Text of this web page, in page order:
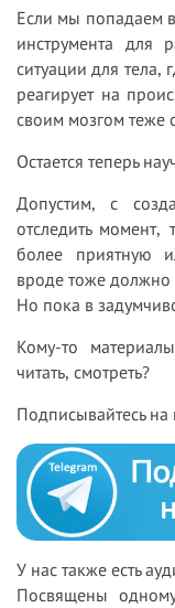
Если мы попадаем в
инструмента для
ситуации для
реагирует на
своим мозгом теже
Остается теперь
Допустим, с
отследить момент,
более приятную
вроде тоже
Но пока в
Кому-то
читать, смотреть?
Подписывайтесь
У нас также есть
Посвящены